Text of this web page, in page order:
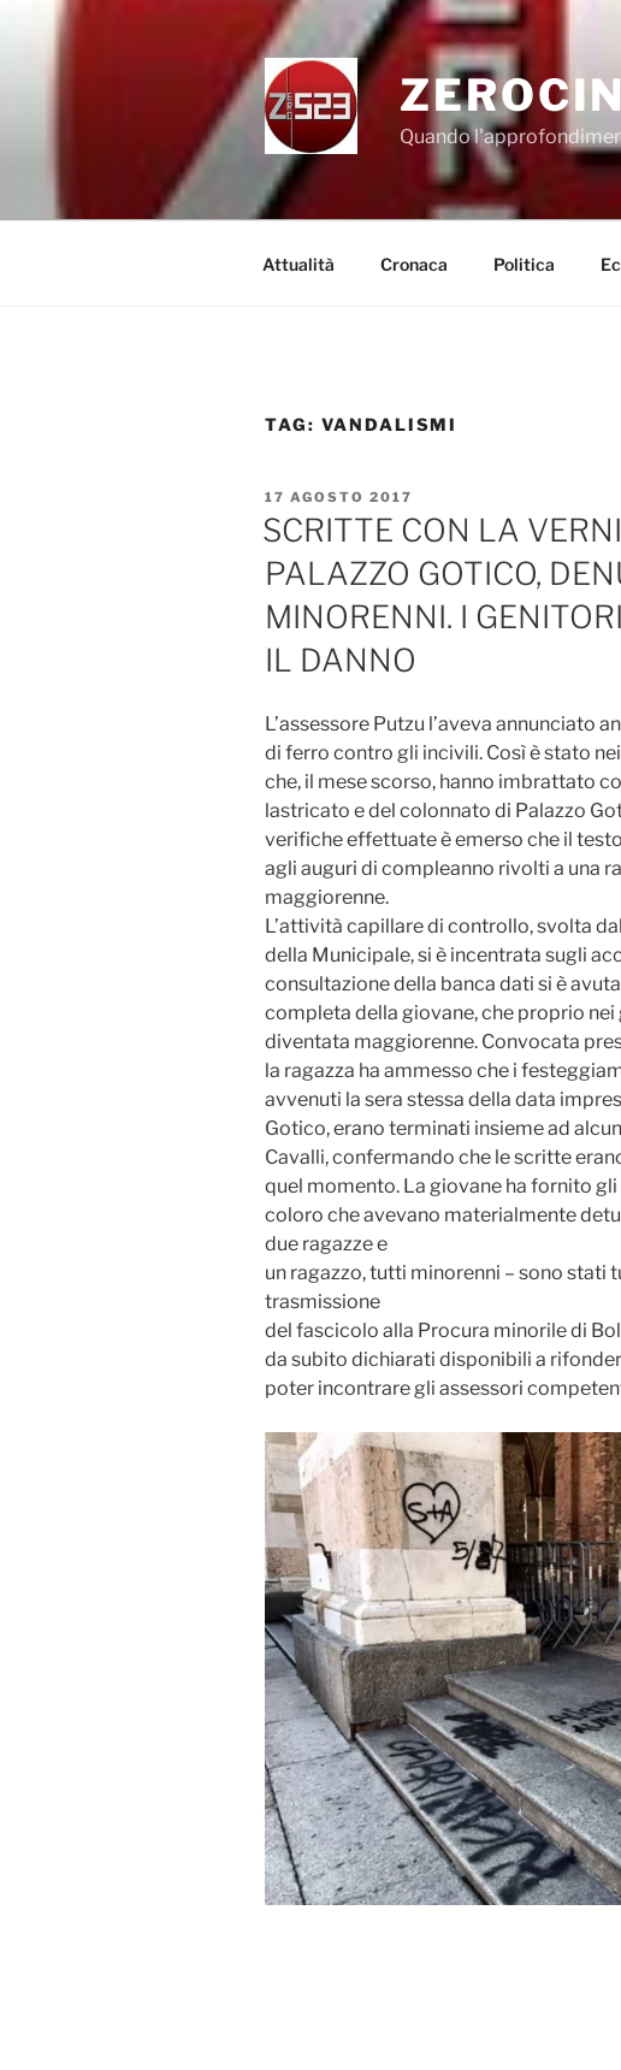
Quando
Attualità Cronaca Politica
TAG: VANDALISMI
PUBBLICATO
IL
17 AGOSTO 2017
SCRITTE CON LA
PALAZZO GOTICO,
MINORENNI. I
IL DANNO
L’assessore Putzu l’aveva annunciato
di ferro contro gli incivili. Così è stato
che, il mese scorso, hanno imbrattato
lastricato e del colonnato di Palazzo
verifiche effettuate è emerso che il
agli auguri di compleanno rivolti a una
maggiorenne.
L’attività capillare di controllo, svolta
della Municipale, si è incentrata sugli
consultazione della banca dati si è
completa della giovane, che proprio
diventata maggiorenne. Convocata
la ragazza ha ammesso che i
avvenuti la sera stessa della data
Gotico, erano terminati insieme ad
Cavalli, confermando che le scritte
quel momento. La giovane ha fornito
coloro che avevano materialmente
due ragazze e
un ragazzo, tutti minorenni – sono stati
trasmissione
del fascicolo alla Procura minorile di
da subito dichiarati disponibili a
poter incontrare gli assessori